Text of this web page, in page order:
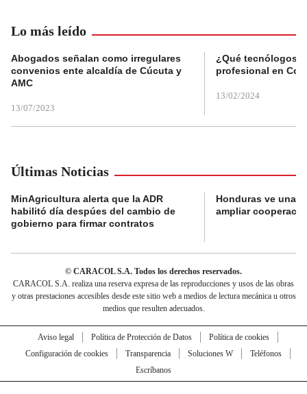
Lo más leído
Abogados señalan como irregulares
convenios ente alcaldía de Cúcuta y
AMC
13/07/2023
¿Qué tecnólogos
profesional en
13/02/2024
Últimas Noticias
MinAgricultura alerta que la ADR
habilitó día despúes del cambio de
gobierno para firmar contratos
Honduras ve una
ampliar
© CARACOL S.A. Todos los derechos reservados.
CARACOL S.A. realiza una reserva expresa de las reproducciones y usos de las obras
y otras prestaciones accesibles desde este sitio web a medios de lectura mecánica u otros
medios que resulten adecuados.
Aviso legal Política de Protección de Datos
Política de cookies
Configuración de cookies
Transparencia Soluciones W
Teléfonos
Escríbanos